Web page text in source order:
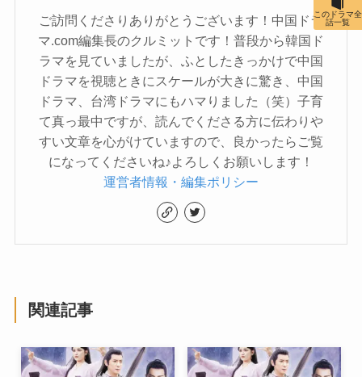
ご訪問くださりありがとうございます！中国ドラ
マ.com編集長のクルミットです！普段から韓国ド
ラマを見ていましたが、ふとしたきっかけで中国
ドラマを視聴ときにスケールが大きに驚き、中国
ドラマ、台湾ドラマにもハマりました（笑）子育
て真っ最中ですが、読んでくださる方に伝わりや
すい文章を心がけていますので、良かったらご覧
になってくださいね♪よろしくお願いします！
運営者情報・編集ポリシー
関連記事
このドラマ全
話一覧